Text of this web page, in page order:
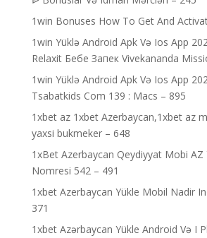
1win Bonuses How To Get And
1win Yüklə Android Apk Və Ios App
Relaxit Бебе Запек Vivekananda
1win Yüklə Android Apk Və Ios App
Tsabatkids Com 139 : Macs – 895
1xbet az 1xbet Azerbaycan,1xbet az
yaxsi bukmeker – 648
1xBet Azerbaycan Qeydiyyat Mobi AZ
Nomresi 542 – 491
1xbet Azerbaycan Yükle Mobil Nadir
371
1xbet Azərbaycan Yükle Android Və I